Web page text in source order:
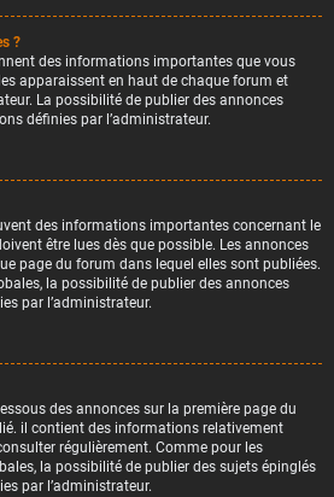
?
des informations importantes que vous
apparaissent en haut de chaque forum et
La possibilité de publier des annonces
définies par l’administrateur.
des informations importantes concernant le
être lues dès que possible. Les annonces
page du forum dans lequel elles sont publiées.
la possibilité de publier des annonces
par l’administrateur.
des annonces sur la première page du
il contient des informations relativement
régulièrement. Comme pour les
la possibilité de publier des sujets épinglés
par l’administrateur.